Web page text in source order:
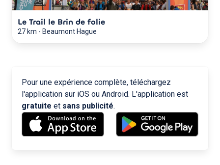
Le Trail le Brin de folie
27 km - Beaumont Hague
Pour une expérience complète, téléchargez
l'application sur iOS ou Android. L'application est
gratuite et sans publicité.